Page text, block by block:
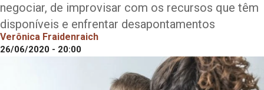
negociar, de improvisar com os recursos que têm
disponíveis e enfrentar desapontamentos
Verônica Fraidenraich
26/06/2020 - 20:00